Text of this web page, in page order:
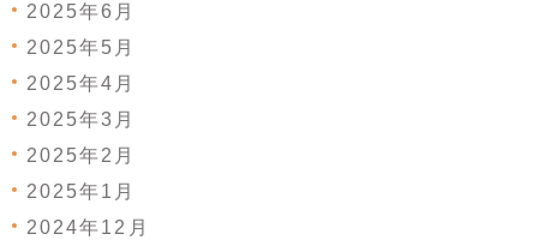
2025年6月
2025年5月
2025年4月
2025年3月
2025年2月
2025年1月
2024年12月